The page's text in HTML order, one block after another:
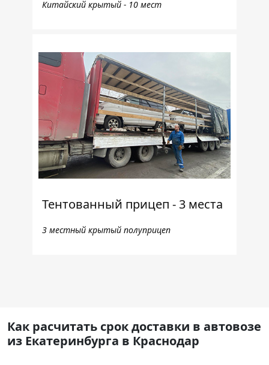
Китайский крытый - 10 мест
Тентованный прицеп - 3 места
3 местный крытый полуприцеп
Как расчитать срок доставки в автовозе
из Екатеринбурга в Краснодар